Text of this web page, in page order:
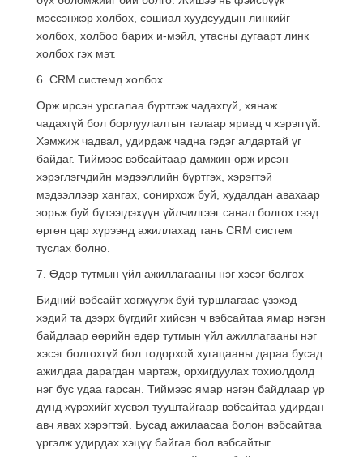
мэссэнжэр холбох, сошиал хуудсуудын линкийг
холбох, холбоо барих и-мэйл, утасны дугаарт линк
холбох гэх мэт.
6. CRM системд холбох
Орж ирсэн урсгалаа бүртгэж чадахгүй, хянаж
чадахгүй бол борлуулалтын талаар яриад ч хэрэггүй.
Хэмжиж чадвал, удирдаж чадна гэдэг алдартай үг
байдаг. Тиймээс вэбсайтаар дамжин орж ирсэн
хэрэглэгчдийн мэдээллийн бүртгэх, хэрэгтэй
мэдээллээр хангах, сонирхож буй, худалдан авахаар
зорьж буй бүтээгдэхүүн үйлчилгээг санал болгох гээд
өргөн цар хүрээнд ажиллахад тань CRM систем
туслах болно.
7. Өдөр тутмын үйл ажиллагааны нэг хэсэг болгох
Бидний вэбсайт хөгжүүлж буй туршлагаас үзэхэд
хэдий та дээрх бүгдийг хийсэн ч вэбсайтаа ямар нэгэн
байдлаар өөрийн өдөр тутмын үйл ажиллагааны нэг
хэсэг болгохгүй бол тодорхой хугацааны дараа бусад
ажилдаа дарагдан мартаж, орхигдуулах тохиолдолд
нэг бус удаа гарсан. Тиймээс ямар нэгэн байдлаар үр
дүнд хүрэхийг хүсвэл тууштайгаар вэбсайтаа удирдан
авч явах хэрэгтэй. Бусад ажилаасаа болон вэбсайтаа
үргэлж удирдах хэцүү байгаа бол вэбсайтыг